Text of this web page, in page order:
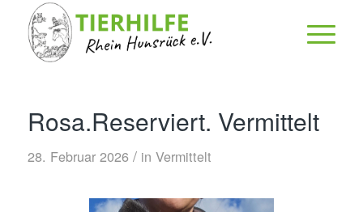
Rosa.Reserviert. Vermittelt
28. Februar 2026 / in Vermittelt